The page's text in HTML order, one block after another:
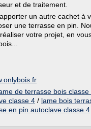
et de traitement.
un autre cachet à
une terrasse en pin.
votre projet, en
de terrasse bois classe
classe 4 / lame bois
en pin autoclave classe 4